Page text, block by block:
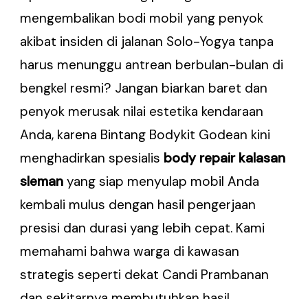
mengembalikan bodi mobil yang penyok
akibat insiden di jalanan Solo-Yogya tanpa
harus menunggu antrean berbulan-bulan di
bengkel resmi? Jangan biarkan baret dan
penyok merusak nilai estetika kendaraan
Anda, karena Bintang Bodykit Godean kini
menghadirkan spesialis body repair kalasan
sleman yang siap menyulap mobil Anda
kembali mulus dengan hasil pengerjaan
presisi dan durasi yang lebih cepat. Kami
memahami bahwa warga di kawasan
strategis seperti dekat Candi Prambanan